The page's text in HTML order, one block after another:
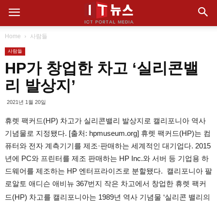
Home 사람들
사람들
HP가 창업한 차고 ‘실리콘밸
리 발상지’
2021년 1월 20일
휴렛 팩커드(HP) 차고가 실리콘밸리 발상지로 캘리포니아 역사
기념물로 지정됐다. [출처: hpmuseum.org] 휴렛 팩커드(HP)는 컴
퓨터와 전자 계측기기를 제조·판매하는 세계적인 대기업다. 2015
년에 PC와 프린터를 제조 판매하는 HP Inc.와 서버 등 기업용 하
드웨어를 제조하는 HP 엔터프라이즈로 분할됐다. 캘리포니아 팔
로알토 애디슨 애비뉴 367번지 작은 차고에서 창업한 휴렛 팩커
드(HP) 차고를 캘리포니아는 1989년 역사 기념물 ‘실리콘 밸리의